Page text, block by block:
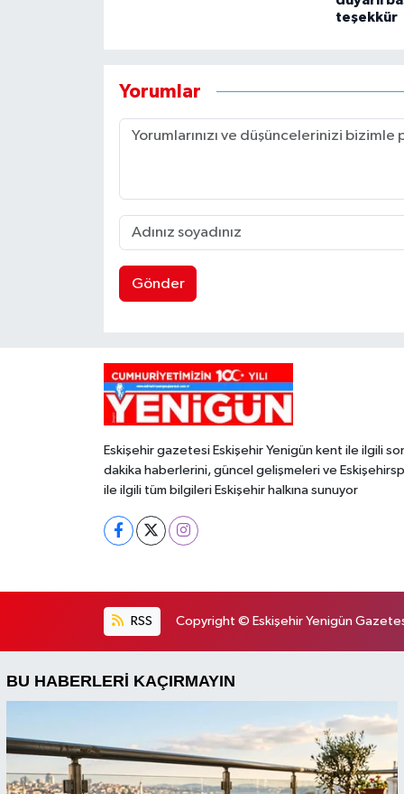
teşekkür
Yorumlar
Gönder
Eskişehir gazetesi Eskişehir Yenigün kent ile ilgili
dakika haberlerini, güncel gelişmeleri ve
ile ilgili tüm bilgileri Eskişehir halkına sunuyor
RSS Copyright © Eskişehir Yenigün